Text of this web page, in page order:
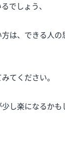
でしょう、
は、できる人
てください。
し楽になるかも